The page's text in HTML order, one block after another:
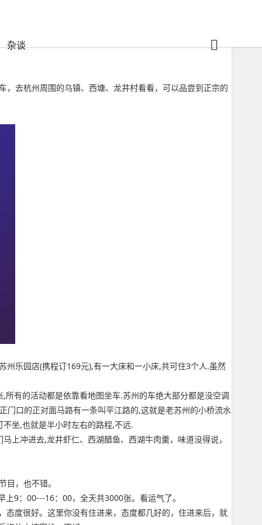
杂谈
去杭州周围的乌镇、西塘、龙井村看看，可以品尝到正宗的
乐园店(携程订169元),有一大床和一小床,共可住3个人.虽然
有的活动都是依靠看地图坐车.苏州的车绝大部分都是没空调
门口的正对面马路有一条叫平江路的,这就是老苏州的小桥流水
坐,也就是半小时左右的路程,不远.
上冲进去,龙井虾仁、西湖醋鱼、西湖牛肉羹，味道没得说，
，也不错。
9：00---16：00，全天共3000张。看运气了。
度很好。这里你没有住进来，态度都几好的，住进来后，就